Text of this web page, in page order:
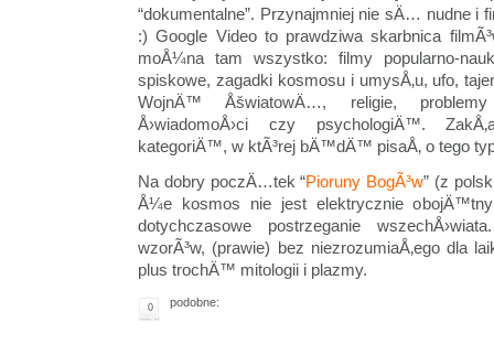
“dokumentalne”. Przynajmniej nie sÄ… nudne i
:) Google Video to prawdziwa skarbnica
moÅ¼na tam wszystko: filmy popularno-
spiskowe, zagadki kosmosu i umysÅ‚u, ufo,
WojnÄ™ ÅšwiatowÄ…, religie, problemy
Å›wiadomoÅ›ci czy psychologiÄ™.
kategoriÄ™, w ktÃ³rej bÄ™dÄ™ pisaÅ‚ o tego
Na dobry poczÄ…tek “Pioruny BogÃ³w” (z
Å¼e kosmos nie jest elektrycznie
dotychczasowe postrzeganie
wzorÃ³w, (prawie) bez niezrozumiaÅ‚ego dla
plus trochÄ™ mitologii i plazmy.
0 podobne: